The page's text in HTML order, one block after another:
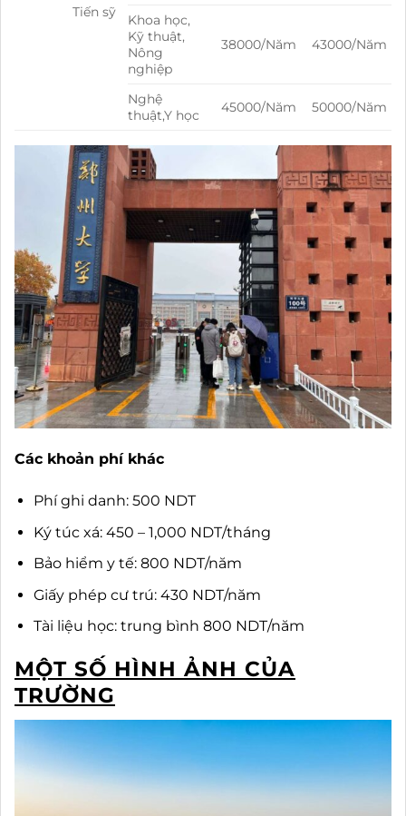
Tiến sỹ
Khoa học,
Kỹ thuật,
Nông
nghiệp
38000/Năm 43000/Năm
Nghệ
thuật,Y học
45000/Năm 50000/Năm
Các khoản phí khác
Phí ghi danh: 500 NDT
Ký túc xá: 450 – 1,000 NDT/tháng
Bảo hiểm y tế: 800 NDT/năm
Giấy phép cư trú: 430 NDT/năm
Tài liệu học: trung bình 800 NDT/năm
MỘT SỐ HÌNH ẢNH CỦA
TRƯỜNG